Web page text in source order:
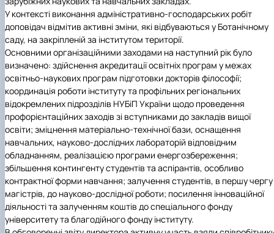
У контексті виконання адміністративно-господарських робіт
доповідач відмітив активні зміни, які відбуваються у Ботанічному
саду, на закріпленій за інститутом території.
Основними організаційними заходами на наступний рік було
визначено: здійснення акредитації освітніх програм у межах
освітньо-наукових програм підготовки докторів філософії;
координація роботи інституту та профільних регіональних
відокремлених підрозділів НУБіП України щодо проведення
профорієнтаційних заходів зі вступниками до закладів вищої
освіти; зміцнення матеріально-технічної бази, оснащення
навчальних, науково-дослідних лабораторій відповідним
обладнанням, реалізацією програми енергозбереження;
збільшення контингенту студентів та аспірантів, особливо
контрактної форми навчання; залучення студентів, в першу чергу
магістрів, до науково-дослідної роботи; посилення інноваційної
діяльності та залученням коштів до спеціального фонду
університету та благодійного фонду інституту.